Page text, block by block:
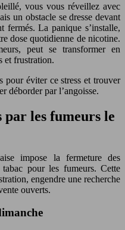
vous vous réveillez avec
un obstacle se dresse devant
fermés. La panique s’installe,
dose quotidienne de nicotine.
peut se transformer en
et frustration.
pour éviter ce stress et trouver
déborder par l’angoisse.
les fumeurs le
impose la fermeture des
pour les fumeurs. Cette
engendre une recherche
ouverts.